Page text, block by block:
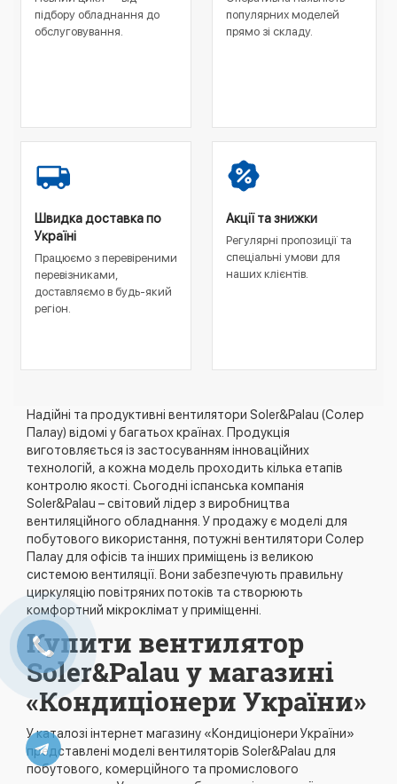
підбору обладнання до
обслуговування.
популярних моделей
прямо зі складу.
Швидка доставка по
Україні
Працюємо з перевіреними
перевізниками,
доставляємо в будь-який
регіон.
Акції та знижки
Регулярні пропозиції та
спеціальні умови для
наших клієнтів.
Надійні та продуктивні вентилятори Soler&Palau (Солер
Палау) відомі у багатьох країнах. Продукція
виготовляється із застосуванням інноваційних
технологій, а кожна модель проходить кілька етапів
контролю якості. Сьогодні іспанська компанія
Soler&Palau – світовий лідер з виробництва
вентиляційного обладнання. У продажу є моделі для
побутового використання, потужні вентилятори Солер
Палау для офісів та інших приміщень із великою
системою вентиляції. Вони забезпечують правильну
циркуляцію повітряних потоків та створюють
комфортний мікроклімат у приміщенні.
Купити вентилятор
Soler&Palau у магазині
«Кондиціонери України»
У каталозі інтернет магазину «Кондиціонери України»
представлені моделі вентиляторів Soler&Palau для
побутового, комерційного та промислового